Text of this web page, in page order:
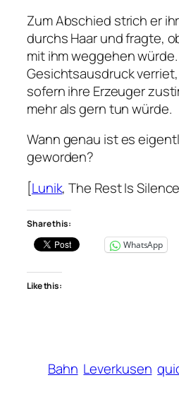
Zum Abschied strich er
durchs Haar und fragte,
mit ihm weggehen
Gesichtsausdruck
sofern ihre Erzeuger
mehr als gern tun würde.
Wann genau ist es
geworden?
[Lunik, The Rest Is
Share this:
WhatsApp
Like this:
Bahn Leverkusen